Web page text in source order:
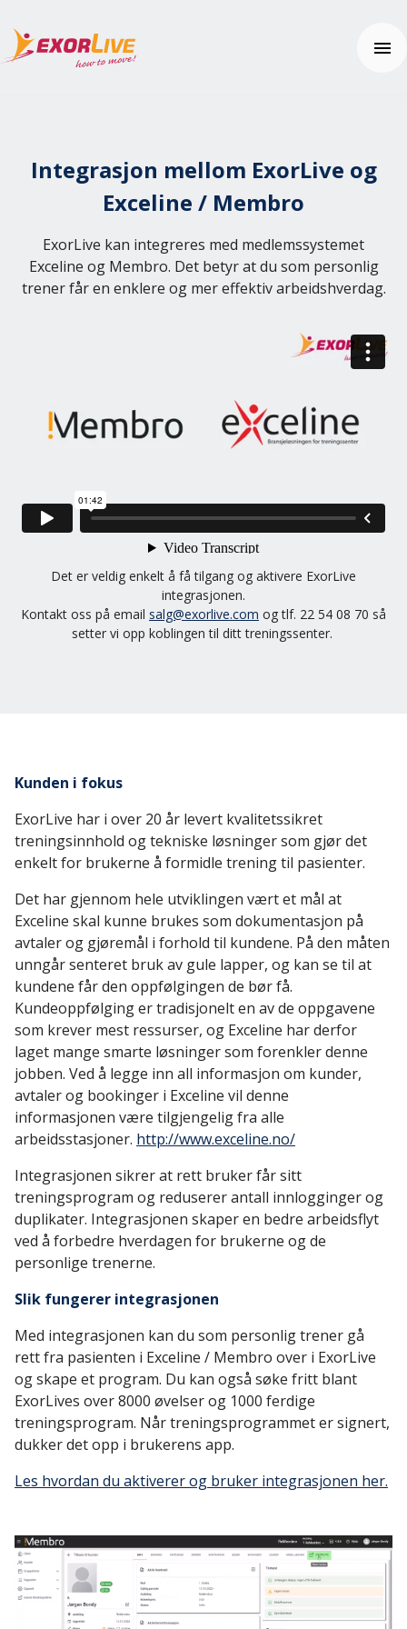
Klinikk
Fitness og idrett
Tilleggsfunksjoner og sikkerhet
Ressurser
Kundehistorier
Tema: Effektiv klinikkhverdag
Tema: Digital hjemmeoppfølging
ExorLive Research
Brukerhjelp
Kom i gang
Ofte stilte spørsmål (FAQ)
Kontakt oss
Logg inn
English
Svenska
Dansk
Integrasjon mellom ExorLive og
Exceline / Membro
ExorLive kan integreres med medlemssystemet
Exceline og Membro. Det betyr at du som personlig
trener får en enklere og mer effektiv arbeidshverdag.
Det er veldig enkelt å få tilgang og aktivere ExorLive
integrasjonen.
Kontakt oss på email salg@exorlive.com og tlf. 22 54 08 70 så
setter vi opp koblingen til ditt treningssenter.
Kunden i fokus
ExorLive har i over 20 år levert kvalitetssikret
treningsinnhold og tekniske løsninger som gjør det
enkelt for brukerne å formidle trening til pasienter.
Det har gjennom hele utviklingen vært et mål at
Exceline skal kunne brukes som dokumentasjon på
avtaler og gjøremål i forhold til kundene. På den måten
unngår senteret bruk av gule lapper, og kan se til at
kundene får den oppfølgingen de bør få.
Kundeoppfølging er tradisjonelt en av de oppgavene
som krever mest ressurser, og Exceline har derfor
laget mange smarte løsninger som forenkler denne
jobben. Ved å legge inn all informasjon om kunder,
avtaler og bookinger i Exceline vil denne
informasjonen være tilgjengelig fra alle
arbeidsstasjoner. http://www.exceline.no/
Integrasjonen sikrer at rett bruker får sitt
treningsprogram og reduserer antall innlogginger og
duplikater. Integrasjonen skaper en bedre arbeidsflyt
ved å forbedre hverdagen for brukerne og de
personlige trenerne.
Slik fungerer integrasjonen
Med integrasjonen kan du som personlig trener gå
rett fra pasienten i Exceline / Membro over i ExorLive
og skape et program. Du kan også søke fritt blant
ExorLives over 8000 øvelser og 1000 ferdige
treningsprogram. Når treningsprogrammet er signert,
dukker det opp i brukerens app.
Les hvordan du aktiverer og bruker integrasjonen her.